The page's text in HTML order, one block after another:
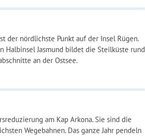
der nördlichste Punkt auf der Insel Rügen.
Halbinsel Jasmund bildet die Steilküste rund
an der Ostsee.
am Kap Arkona. Sie sind die
Wegebahnen. Das ganze Jahr pendeln